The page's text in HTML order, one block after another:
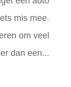
mis mee.
om veel
dan een...